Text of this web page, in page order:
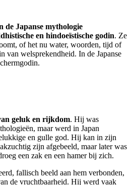
de Japanse mythologie
en hindoeïstische godin. Ze
of het nu water, woorden, tijd of
van welsprekendheid. In de Japanse
geluk en rijkdom. Hij was
maar werd in Japan
en gulle god. Hij kan in zijn
zijn afgebeeld, maar later was
een zak en een hamer bij zich.
fallisch beeld aan hem verbonden,
de vruchtbaarheid. Hij werd vaak